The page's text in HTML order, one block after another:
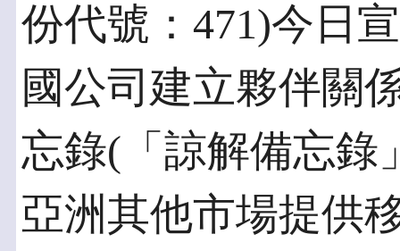
份代號：471)今日
國公司建立夥伴關
忘錄(「諒解備忘錄
亞洲其他市場提供